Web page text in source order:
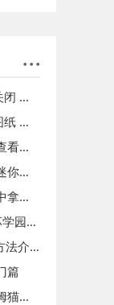
手机百度安全警告终止访问怎么关闭 关闭手机百度安全警告终止访问的方法
饥饿鲨世界怎么获得机械鲨吉拉图纸 饥饿鲨世界获得机械鲨吉拉图纸
曙光英雄的英雄排行榜怎么查看 查看英雄排行榜操作方法
迷你枪战精英兑换码都有哪一些 迷你枪战精英兑换码2023大全
我的世界中怎么拿东西 我的世界中拿东西的方法
崩坏学园2赋予技能怎么装备 崩坏学园2赋予技能装备的方法
soul怎么解除封禁 soul解除封禁方法介绍
篇
汤姆猫跑酷有哪些隐藏的地图 汤姆猫跑酷所有隐藏的地图一览